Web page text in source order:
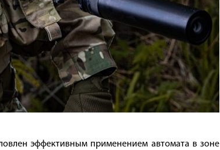
эффективным применением автомата в зоне